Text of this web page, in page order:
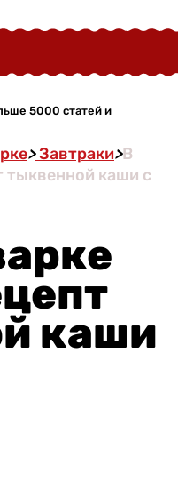
5000 статей и
>Завтраки>В
тыквенной каши с
каши